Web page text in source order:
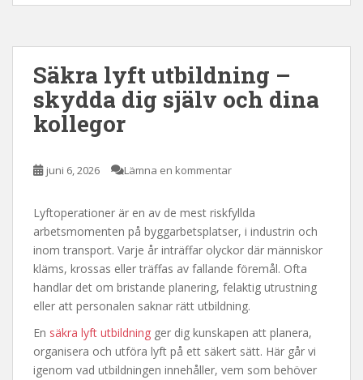
Säkra lyft utbildning –
skydda dig själv och dina
kollegor
juni 6, 2026 Lämna en kommentar
Lyftoperationer är en av de mest riskfyllda
arbetsmomenten på byggarbetsplatser, i industrin och
inom transport. Varje år inträffar olyckor där människor
kläms, krossas eller träffas av fallande föremål. Ofta
handlar det om bristande planering, felaktig utrustning
eller att personalen saknar rätt utbildning.
En säkra lyft utbildning ger dig kunskapen att planera,
organisera och utföra lyft på ett säkert sätt. Här går vi
igenom vad utbildningen innehåller, vem som behöver